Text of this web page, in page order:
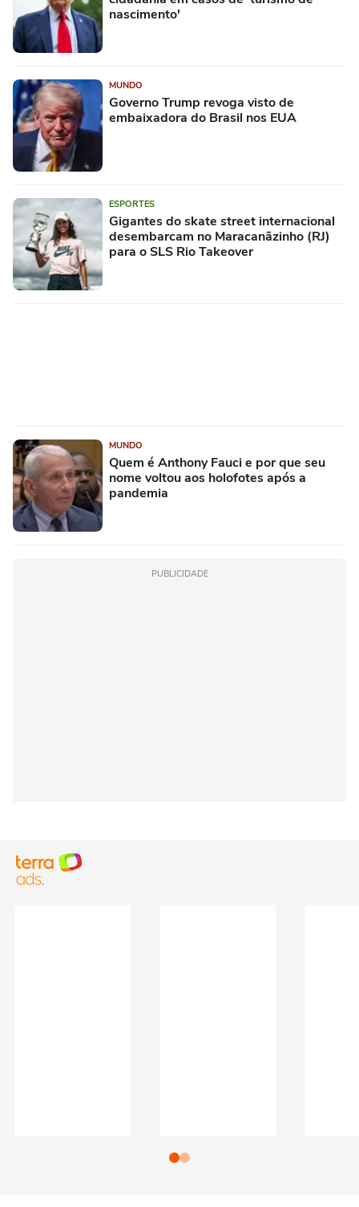
nascimento'
MUNDO
Governo Trump revoga visto de
embaixadora do Brasil nos EUA
ESPORTES
Gigantes do skate street internacional
desembarcam no Maracanãzinho (RJ)
para o SLS Rio Takeover
MUNDO
Quem é Anthony Fauci e por que seu
nome voltou aos holofotes após a
pandemia
PUBLICIDADE